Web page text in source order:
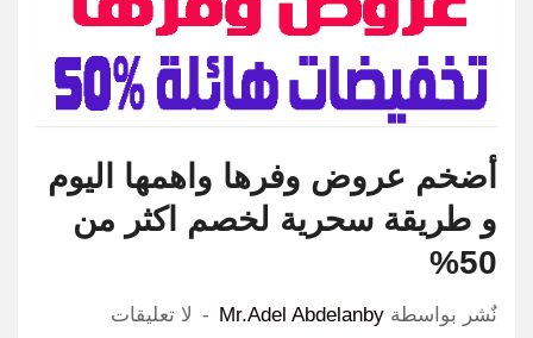
أضخم عروض وفرها واهمها اليوم
و طريقة سحرية لخصم اكثر من
50%
نٌشر بواسطة Mr.Adel Abdelanby لا تعليقات